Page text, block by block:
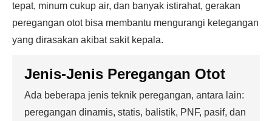
tepat, minum cukup air, dan banyak istirahat, gerakan
peregangan otot bisa membantu mengurangi ketegangan
yang dirasakan akibat sakit kepala.
Jenis-Jenis Peregangan Otot
Ada beberapa jenis teknik peregangan, antara lain:
peregangan dinamis, statis, balistik, PNF, pasif, dan